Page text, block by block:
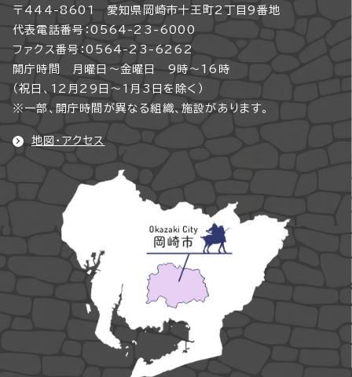
〒444-8601 愛知県岡崎市十王町2丁目9番地
代表電話番号：0564-23-6000
ファクス番号：0564-23-6262
開庁時間 月曜日～金曜日 9時～16時
（祝日、12月29日～1月3日を除く）
※一部、開庁時間が異なる組織、施設があります。
地図・アクセス